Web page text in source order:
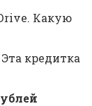
Эта кредитка